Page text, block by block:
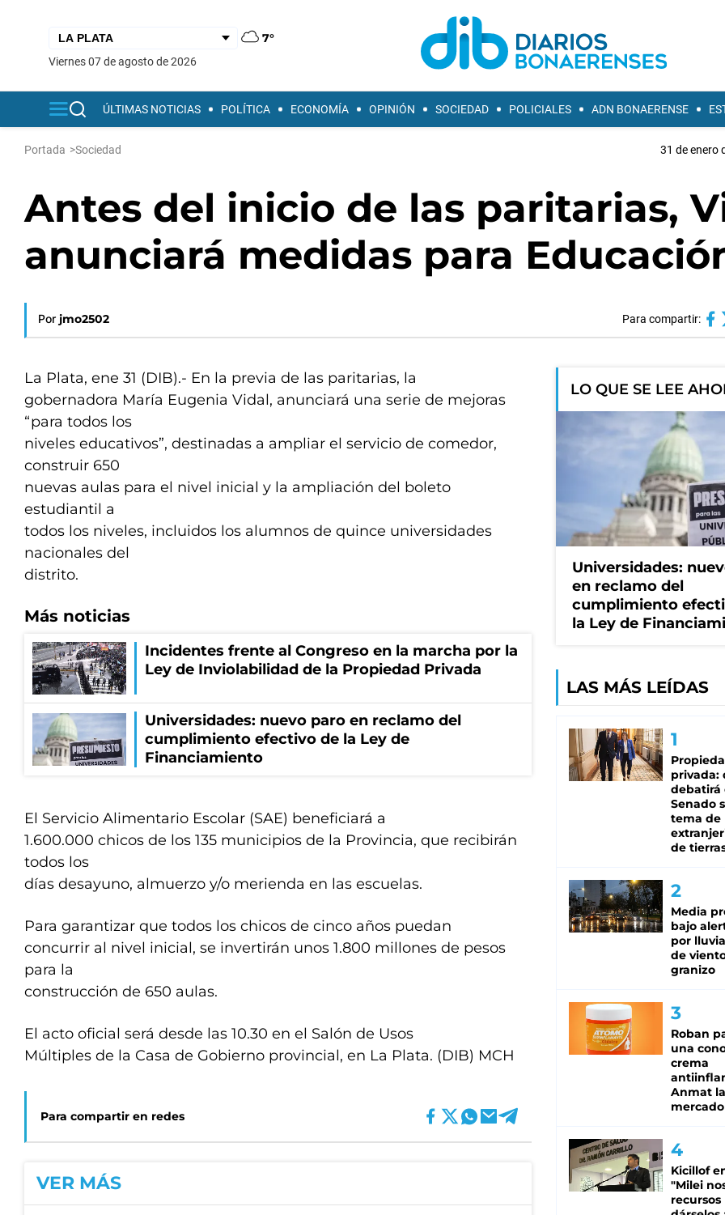
7°
viernes 07 de agosto de 2026
ÚLTIMAS NOTICIAS POLÍTICA ECONOMÍA OPINIÓN SOCIEDAD POLICIALES ADN BONAERENSE
Portada >Sociedad 31 de enero
Antes del inicio de las paritarias,
anunciará medidas para
Por jmo2502 Para compartir:
La Plata, ene 31 (DIB).- En la previa de las paritarias, la
gobernadora María Eugenia Vidal, anunciará una serie de mejoras
“para todos los
niveles educativos”, destinadas a ampliar el servicio de comedor,
construir 650
nuevas aulas para el nivel inicial y la ampliación del boleto
estudiantil a
todos los niveles, incluidos los alumnos de quince universidades
nacionales del
distrito.
Más noticias
Incidentes frente al Congreso en la marcha por la
Ley de Inviolabilidad de la Propiedad Privada
Universidades: nuevo paro en reclamo del
cumplimiento efectivo de la Ley de
Financiamiento
El Servicio Alimentario Escolar (SAE) beneficiará a
1.600.000 chicos de los 135 municipios de la Provincia, que recibirán
todos los
días desayuno, almuerzo y/o merienda en las escuelas.
Para garantizar que todos los chicos de cinco años puedan
concurrir al nivel inicial, se invertirán unos 1.800 millones de pesos
para la
construcción de 650 aulas.
El acto oficial será desde las 10.30 en el Salón de Usos
Múltiples de la Casa de Gobierno provincial, en La Plata. (DIB) MCH
Para compartir en redes
VER MÁS
LO QUE SE LEE
Universidades:
en reclamo del
cumplimiento
la Ley de
LAS MÁS LEÍDAS
privada:
debatirá
Senado
tema de
de
Media
bajo
por
de
granizo
Roban
una
crema
Anmat
mercado
Kicillof
"Milei
recursos